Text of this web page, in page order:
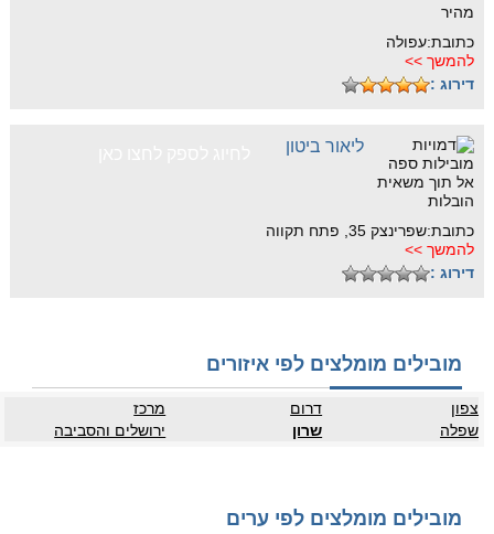
כתובת:עפולה
להמשך >>
דירוג :
ליאור ביטון
כתובת:שפרינצק 35, פתח תקווה
להמשך >>
דירוג :
מובילים מומלצים לפי איזורים
צפון דרום
מרכז
שפלה
שרון ירושלים והסביבה
מובילים מומלצים לפי ערים